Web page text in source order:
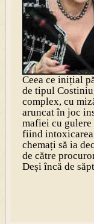
Ceea ce inițial
de tipul
complex, cu
aruncat în joc
mafiei cu
fiind intoxicarea
chemați să ia
de către
Deși încă de